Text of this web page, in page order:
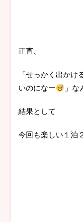
正直、
「せっかく出か
いのになー
」
結果として
今回も楽しい１泊